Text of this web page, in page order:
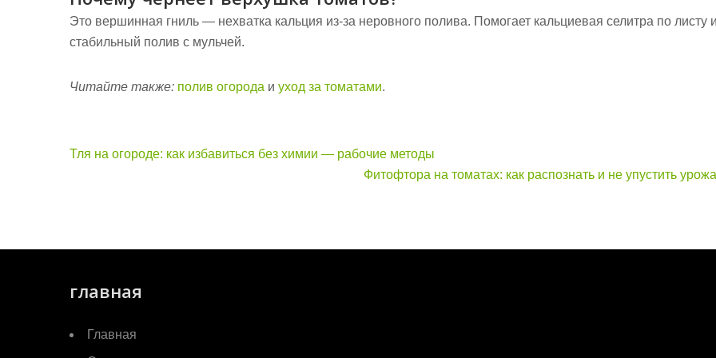
Это вершинная гниль — нехватка кальция из-за неровного полива. Помогает кальциевая селитра по листу
стабильный полив с мульчей.
Читайте также: полив огорода и уход за томатами.
Навигация
Тля на огороде: как избавиться без химии — рабочие методы
Фитофтора на томатах: как распознать и не упустить
главная
Главная